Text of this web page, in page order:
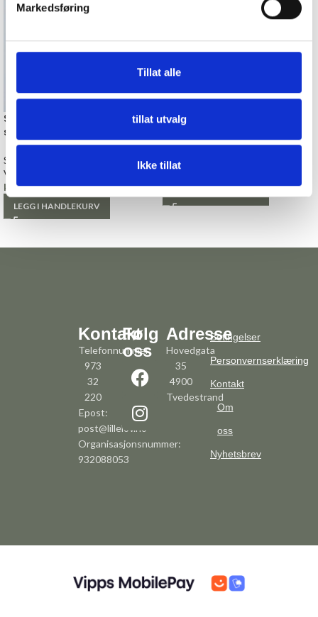
Markedsføring
Tillat alle
tillat utvalg
Ikke tillat
Sirkel med hjerte, hvit,
strykemerke
Strykemerker
Villy Jensen
kr
45,00
LEGG I HANDLEKURV
Grønn Traktor, Strykemerke
Strykemerker
Fantasy
kr39,00
Kontakt
Telefonnummer:
973
32
220
Epost:
post@lillelov.no
Organisasjonsnummer:
932088053
Følg
oss
Adresse
Hovedgata
35
4900
Tvedestrand
Betingelser
Personvernserklæring
Kontakt
Om
oss
Nyhetsbrev